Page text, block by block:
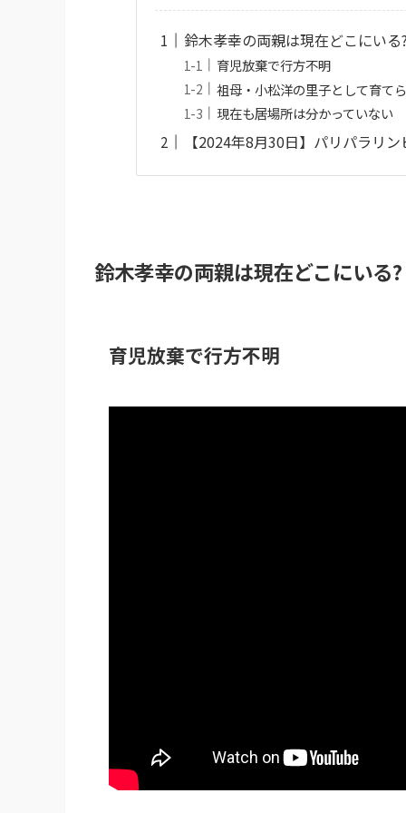
鈴木孝幸の両親は現在どこにいる
育児放棄で行方不明
祖母・小松洋の里子として育て
現在も居場所は分かっていない
【2024年8月30日】パリパラリ
鈴木孝幸の両親は現在どこにいる?
育児放棄で行方不明